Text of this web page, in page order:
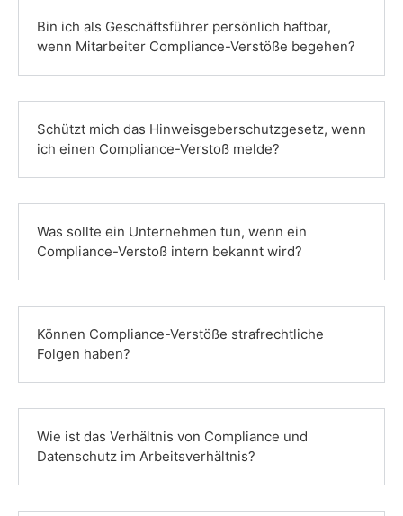
Bin ich als Geschäftsführer persönlich haftbar,
wenn Mitarbeiter Compliance-Verstöße begehen?
Schützt mich das Hinweisgeber­schutzgesetz, wenn
ich einen Compliance-Verstoß melde?
Was sollte ein Unternehmen tun, wenn ein
Compliance-Verstoß intern bekannt wird?
Können Compliance-Verstöße strafrechtliche
Folgen haben?
Wie ist das Verhältnis von Compliance und
Datenschutz im Arbeitsverhältnis?